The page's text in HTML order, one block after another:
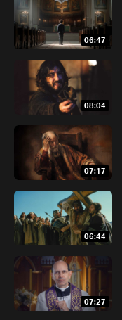
06:47
08:04
07:17
06:44
07:27